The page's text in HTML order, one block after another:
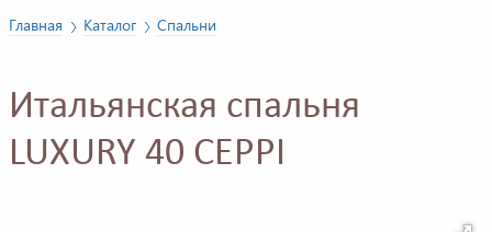
Главная Каталог Спальни
Итальянская спальня
LUXURY 40 CEPPI